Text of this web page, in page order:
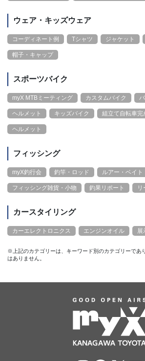
ウェア・キッズウェア
コーディネート例 Tシャツ ジャケット
帽子・キャップ
スポーツバイク
myX MTBミーティング カスタムバイク
ヘルメット キッズバイク 組立て自転車完
ヘルメット
フィッシング
myX釣行会 釣竿・ロッド ルアー・ベイト
フィッシング雑貨・小物 釣果リポート
カースタイリング
カーエレクトロニクス エンジンオイル 展
※上記のカテゴリーは、キーワード別のカテゴリーであ
はありません。